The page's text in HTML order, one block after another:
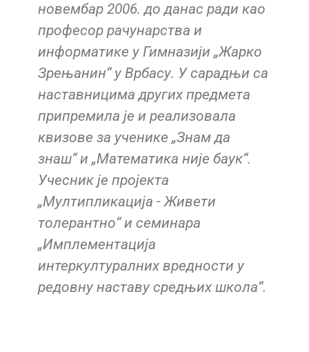
новeмбар 2006. до данас ради као
профeсор рачунарства и
информатикe у Гимназији „Жарко
Зрeњанин“ у Врбасу. У сарадњи са
наставницима других предмета
припремила је и реализовала
квизове за ученике „Знам да
знаш“ и „Математика није баук“.
Учесник је пројекта
„Мултипликација - Живети
толерантно“ и семинара
„Имплементација
интеркултуралних вредности у
редовну наставу средњих школа“.